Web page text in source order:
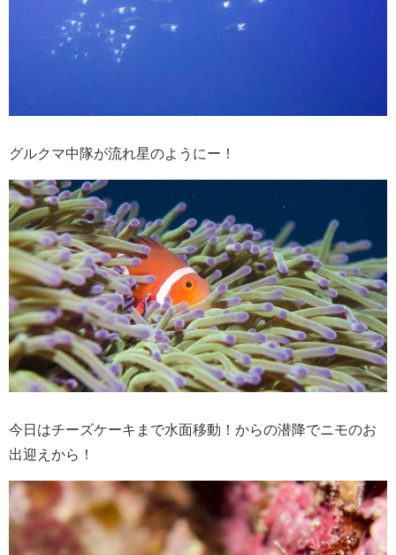
グルクマ中隊が流れ星のようにー！
今日はチーズケーキまで水面移動！からの潜降でニモのお
出迎えから！